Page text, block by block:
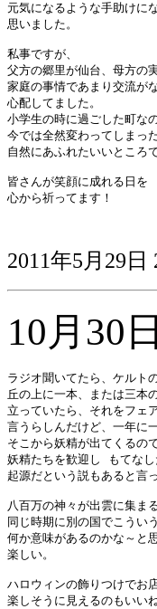
元気になるような手助けに
思いました。
私事ですが、
父方の郷里が仙台、母方の
家庭の事情であまり交流が
心配してました。
小学生の時に過ごした町な
今では全然変わってしまっ
自然にあふれたいいところ
皆さんが笑顔に成れる日を
心から祈ってます！
2011年5月29日
10月30
ラジオ聞いてたら、ケルト
丘の上に一本、または三本
立っていたら、それをフェ
言うらしんだけど、一年に
そこから妖精が出てくるの
妖精たちを歓迎し もてな
起源だという説もあると言
八百万の神々が出雲に集ま
同じ時期に別の国でこうい
何か意味があるのかな～と
楽しい。
ハロウィンの飾りつけでお
楽しそうに見えるのもいい